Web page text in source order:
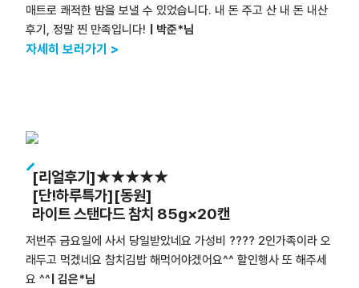
매트로 쾌적한 밤을 보낼 수 있었습니다. 내 돈 주고 산 내 돈 내산
후기, 정말 찐 만족입니다!
| 박준*님
자세히 보러가기 >
[리얼후기]★★★★★
[단!하루특가][동원]
라이트 스탠다드 참치 85g×20캔
저번주 금요일에 사서 당일받았네요 가성비 ???? 2인가족이라 오
래두고 먹겠네요 참치김밥 해먹어야겠어요^^ 할인행사 또 해주세
요 ^^ | 김은*님